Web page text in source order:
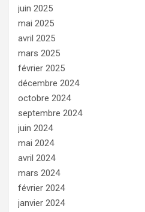
juin 2025
mai 2025
avril 2025
mars 2025
février 2025
décembre 2024
octobre 2024
septembre 2024
juin 2024
mai 2024
avril 2024
mars 2024
février 2024
janvier 2024